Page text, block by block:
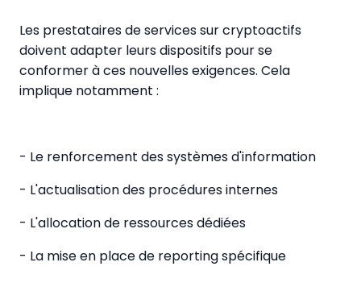
Les prestataires de services sur cryptoactifs
doivent adapter leurs dispositifs pour se
conformer à ces nouvelles exigences. Cela
implique notamment :
- Le renforcement des systèmes d'information
- L'actualisation des procédures internes
- L'allocation de ressources dédiées
- La mise en place de reporting spécifique